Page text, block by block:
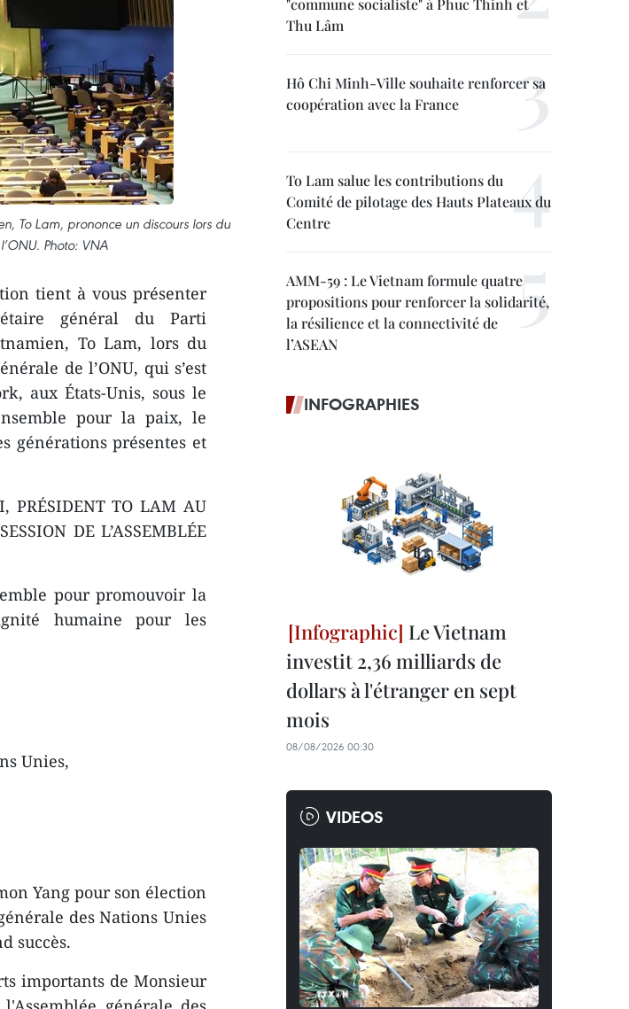
To Lam, prononce un discours lors du
Photo: VNA
tient à vous présenter
général du Parti
To Lam, lors du
de l’ONU, qui s’est
aux États-Unis, sous le
pour la paix, le
générations présentes et
PRÉSIDENT TO LAM AU
DE L’ASSEMBLÉE
pour promouvoir la
humaine pour les
Unies,
Yang pour son élection
des Nations Unies
succès.
importants de Monsieur
"commune socialiste" à Phuc Thinh et
Thu Lâm
Hô Chi Minh-Ville souhaite renforcer sa
coopération avec la France
To Lam salue les contributions du
Comité de pilotage des Hauts Plateaux du
Centre
AMM-59 : Le Vietnam formule quatre
propositions pour renforcer la solidarité,
la résilience et la connectivité de
l’ASEAN
INFOGRAPHIES
Le Vietnam
investit 2,36 milliards de
dollars à l'étranger en sept
mois
08/08/2026 00:30
VIDEOS